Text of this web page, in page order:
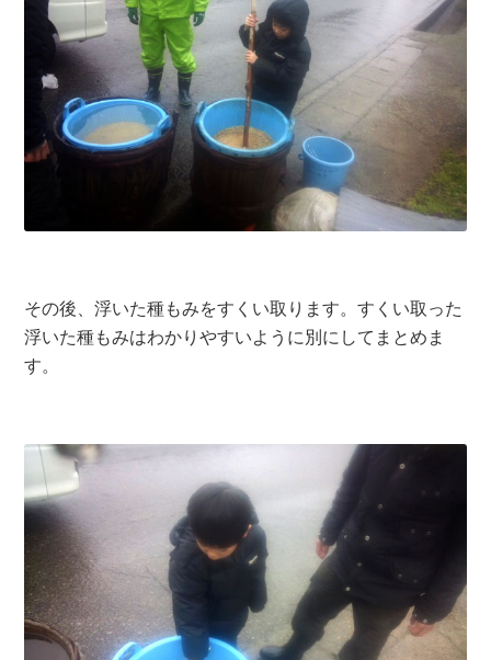
その後、浮いた種もみをすくい取ります。すくい取った
浮いた種もみはわかりやすいように別にしてまとめま
す。